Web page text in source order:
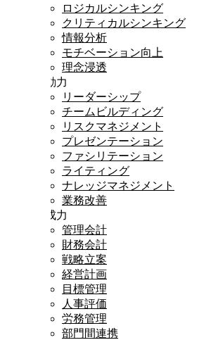
ロジカルシンキング
クリティカルシンキング
情報分析
モチベーション向上
理念浸透
行動力
リーダーシップ
チームビルディング
リスクマネジメント
プレゼンテーション
ファシリテーション
ライティング
ナレッジマネジメント
業務改善
達成力
管理会計
財務会計
戦略立案
経営計画
目標管理
人事評価
労務管理
部門間連携